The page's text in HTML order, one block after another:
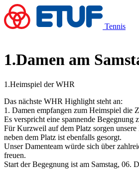
Tennis
1.Damen am
1.Heimspiel der WHR
Das nächste WHR Highlight steht an:
1. Damen empfangen zum Heimspiel die
Es verspricht eine spannende Begegnung
Für Kurzweil auf dem Platz sorgen
neben dem Platz ist ebenfalls gesorgt.
Unser Damenteam würde sich über
freuen.
Start der Begegnung ist am Samstag, 06.